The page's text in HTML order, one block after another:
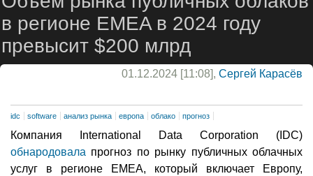
в регионе EMEA в 2024 году
превысит $200 млрд
01.12.2024 [11:08], Сергей Карасёв
idc software анализ рынка европа облако прогноз
Компания International Data Corporation (IDC)
обнародовала прогноз по рынку публичных облачных
услуг в регионе EMEA, который включает Европу,